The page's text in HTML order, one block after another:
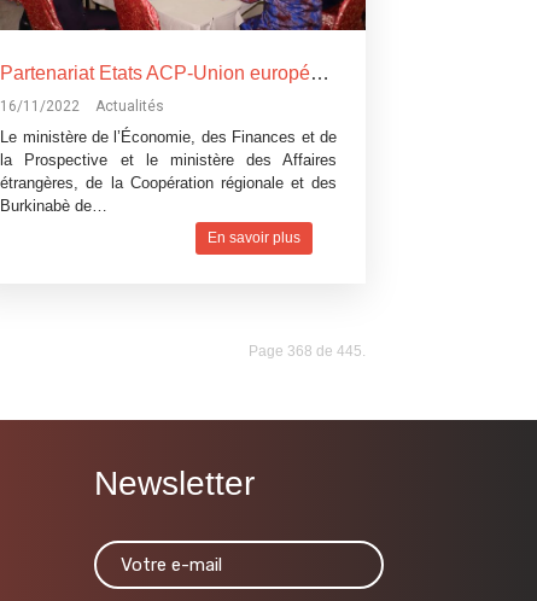
Partenariat Etats ACP-Union européenne : le nouvel accord expliqué à des cadres de l’Administration publique et à des bénéficiaires
16/11/2022 Actualités
Le ministère de l’Économie, des Finances et de
la Prospective et le ministère des Affaires
étrangères, de la Coopération régionale et des
Burkinabè de…
En savoir plus
Page 368 de 445.
Newsletter